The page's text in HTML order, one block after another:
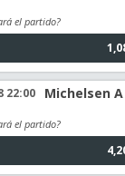
el partido?
22:00 Michelsen
el partido?